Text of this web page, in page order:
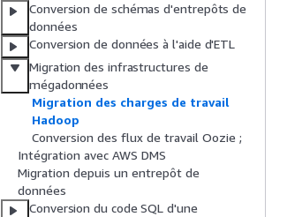
Conversion de schémas d'entrepôts de
données
Conversion de données à l'aide d'ETL
Migration des infrastructures de
mégadonnées
Migration des charges de travail
Hadoop
Conversion des flux de travail Oozie ;
Intégration avec AWS DMS
Migration depuis un entrepôt de
données
Conversion du code SQL d'une